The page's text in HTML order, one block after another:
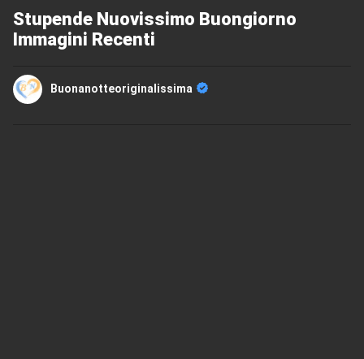
Stupende Nuovissimo Buongiorno
Immagini Recenti
Buonanotteoriginalissima